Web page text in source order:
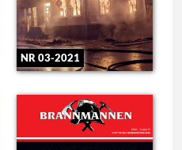
NR 03-2021